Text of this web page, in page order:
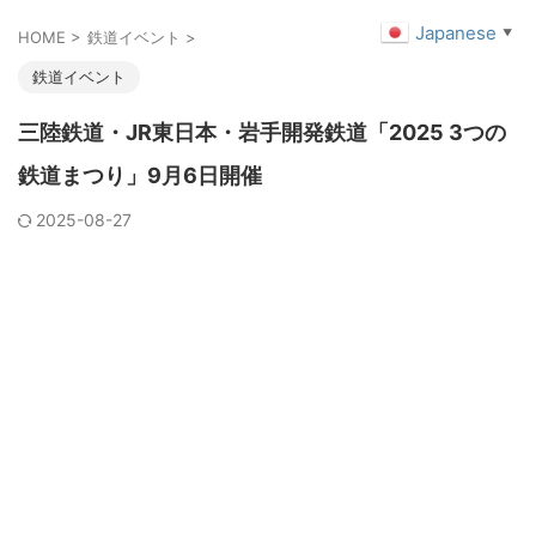
HOME > 鉄道イベント >
鉄道イベント
三陸鉄道・JR東日本・岩手開発鉄道「2025 3つの
鉄道まつり」9月6日開催
2025-08-27
Japanese ▼